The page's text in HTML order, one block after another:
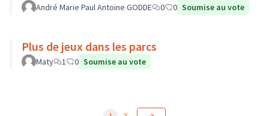
André Marie Paul Antoine GODDE 0 0 Soumise au vote
Plus de jeux dans les parcs
Maty 1 0 Soumise au vote